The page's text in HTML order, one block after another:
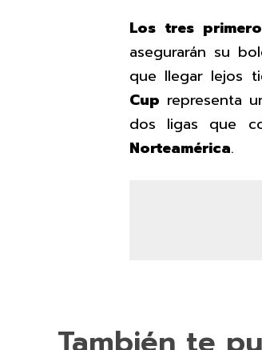
Los tres
asegurarán su
que llegar lejos
Cup representa
dos ligas que
Norteamérica.